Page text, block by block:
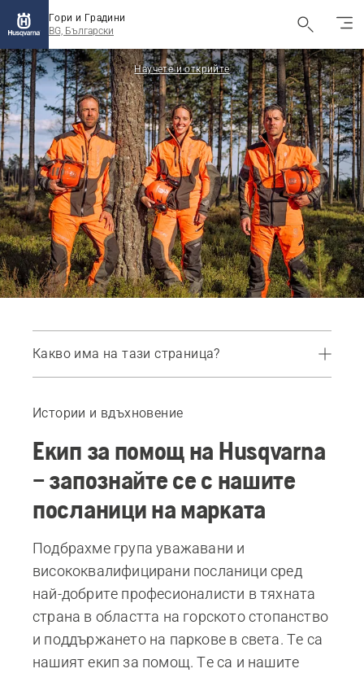
Гори и Градини
BG, Български
Научете и открийте
Какво има на тази страница?
Тим Бендъл
Истории и вдъхновение
Екип за помощ на Husqvarna
– запознайте се с нашите
посланици на марката
Подбрахме група уважавани и
висококвалифицирани посланици сред
най-добрите професионалисти в тяхната
страна в областта на горското стопанство
и поддържането на паркове в света. Те са
нашият екип за помощ. Те са и нашите